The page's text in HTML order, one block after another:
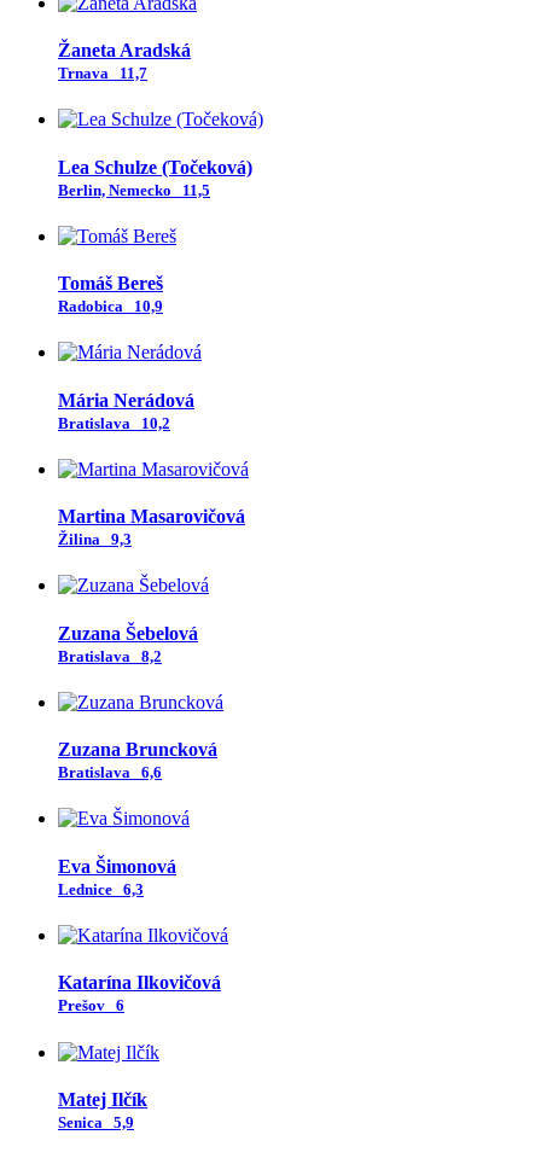
Žaneta Aradská
Trnava 11,7
Lea Schulze (Točeková)
Berlin, Nemecko 11,5
Tomáš Bereš
Radobica 10,9
Mária Nerádová
Bratislava 10,2
Martina Masarovičová
Žilina 9,3
Zuzana Šebelová
Bratislava 8,2
Zuzana Bruncková
Bratislava 6,6
Eva Šimonová
Lednice 6,3
Katarína Ilkovičová
Prešov 6
Matej Ilčík
Senica 5,9